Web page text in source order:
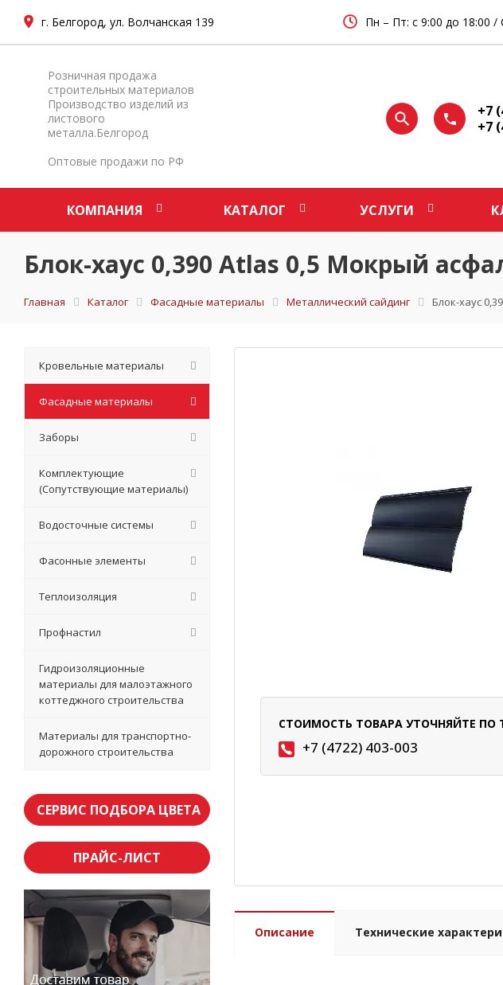
г. Белгород, ул. Волчанская 139 Пн – Пт: с 9:00 до 18:00
Розничная продажа
строительных материалов
Производство изделий из
листового
металла.Белгород
Оптовые продажи по РФ
+7
+7
КОМПАНИЯ КАТАЛОГ УСЛУГИ
Блок-хаус 0,390 Atlas 0,5 Мокрый
Главная Каталог Фасадные материалы Металлический сайдинг Блок-хаус
СТОИМОСТЬ ТОВАРА УТОЧНЯЙТЕ ПО
+7 (4722) 403-003
Описание Технические
Кровельные материалы
Фасадные материалы
Заборы
Комплектующие
(Сопутствующие материалы)
Водосточные системы
Фасонные элементы
Теплоизоляция
Профнастил
Гидроизоляционные
материалы для малоэтажного
коттеджного строительства
Материалы для транспортно-
дорожного строительства
СЕРВИС ПОДБОРА ЦВЕТА
ПРАЙС-ЛИСТ